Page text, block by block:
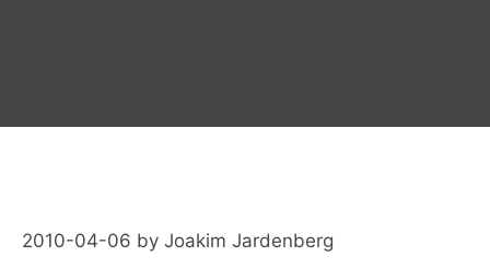
2010-04-06 by Joakim Jardenberg